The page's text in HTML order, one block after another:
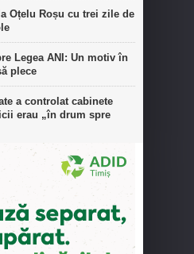
Oțelu Roșu cu trei zile de
Legea ANI: Un motiv în
plece
a controlat cabinete
erau „în drum spre